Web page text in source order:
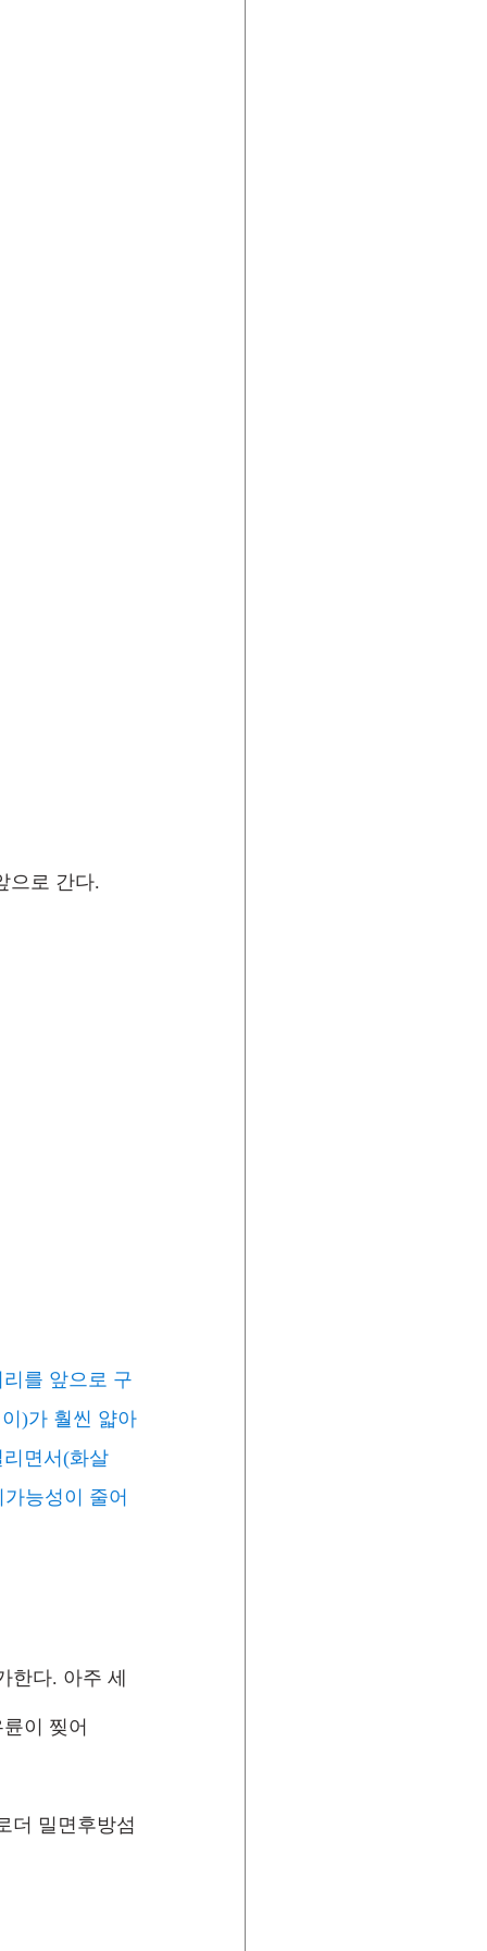
으로 간다.
를 앞으로 구
)가 훨씬 얇아
면서(화살
능성이 줄어
한다. 아주 세
이 찢어
더 밀면후방섬